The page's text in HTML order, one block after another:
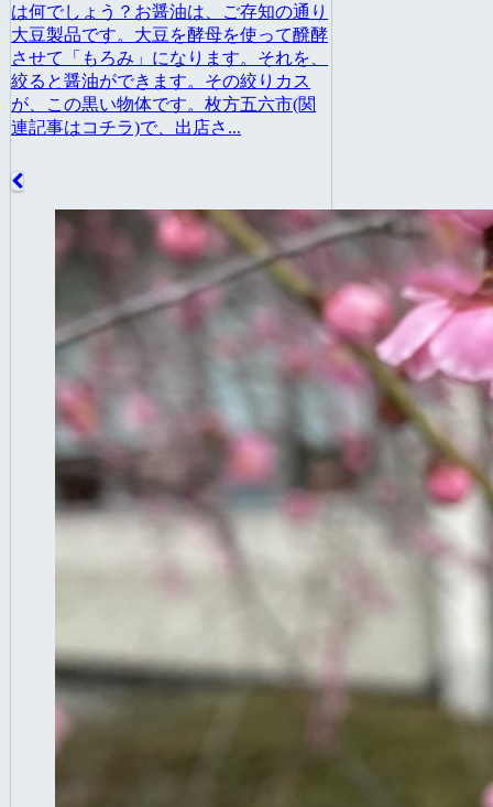
は何でしょう？お醤油は、ご存知の通り
大豆製品です。大豆を酵母を使って醗酵
させて「もろみ」になります。それを、
絞ると醤油ができます。その絞りカス
が、この黒い物体です。枚方五六市(関
連記事はコチラ)で、出店さ...